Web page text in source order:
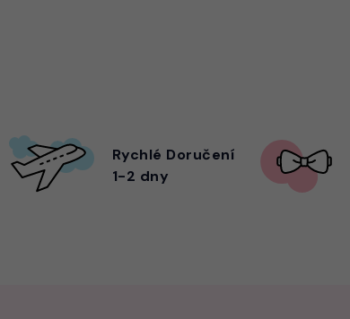
Rychlé Doručení
1-2 dny